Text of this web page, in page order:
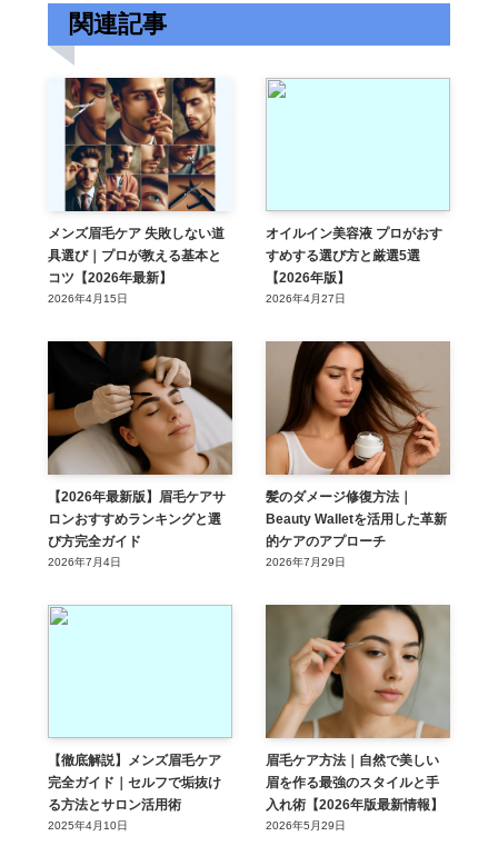
関連記事
メンズ眉毛ケア 失敗しない道
具選び｜プロが教える基本と
コツ【2026年最新】
2026年4月15日
オイルイン美容液 プロがおす
すめする選び方と厳選5選
【2026年版】
2026年4月27日
【2026年最新版】眉毛ケアサ
ロンおすすめランキングと選
び方完全ガイド
2026年7月4日
髪のダメージ修復方法｜
Beauty Walletを活用した革新
的ケアのアプローチ
2026年7月29日
【徹底解説】メンズ眉毛ケア
完全ガイド｜セルフで垢抜け
る方法とサロン活用術
2025年4月10日
眉毛ケア方法｜自然で美しい
眉を作る最強のスタイルと手
入れ術【2026年版最新情報】
2026年5月29日